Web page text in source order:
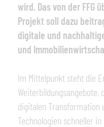
wird. Das von der FFG
Projekt soll dazu
digitale und
und
Im Mittelpunkt steht die
digitalen Transformation
Technologien schneller